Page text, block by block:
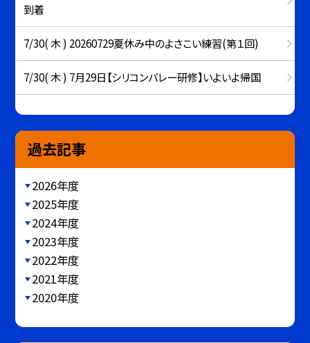
到着
7/30( 木 ) 20260729夏休み中のよさこい練習(第１回)
7/30( 木 ) 7月29日【シリコンバレー研修】いよいよ帰国
過去記事
2026年度
2025年度
2024年度
2023年度
2022年度
2021年度
2020年度